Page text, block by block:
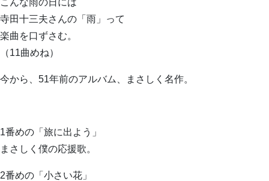
こんな雨の日には
寺田十三夫さんの「雨」って
楽曲を口ずさむ。
（11曲めね）
今から、51年前のアルバム、まさしく名作。
1番めの「旅に出よう」
まさしく僕の応援歌。
2番めの「小さい花」